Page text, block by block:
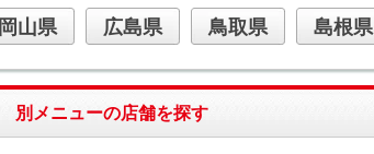
岡山県 広島県 鳥取県 島根県
別メニューの店舗を探す